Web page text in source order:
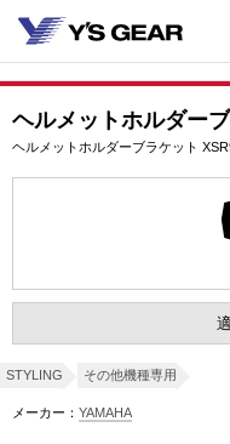
ヘルメットホルダー
ヘルメットホルダーブラケット
STYLING その他機種専用
メーカー： YAMAHA